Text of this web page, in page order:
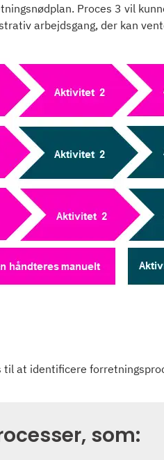
Proces 3 vil
arbejdsgang, der kan
at identificere
som: